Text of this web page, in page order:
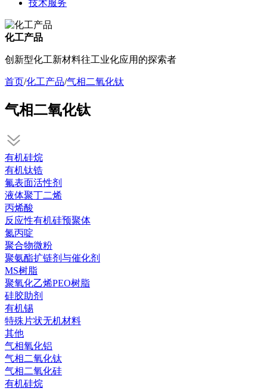
技术服务
化工产品
创新型化工新材料往工业化应用的探索者
首页/化工产品/气相二氧化钛
气相二氧化钛
有机硅烷
有机钛锆
氟表面活性剂
液体聚丁二烯
丙烯酸
反应性有机硅预聚体
氮丙啶
聚合物微粉
聚氨酯扩链剂与催化剂
MS树脂
聚氧化乙烯PEO树脂
硅胶助剂
有机锡
特殊片状无机材料
其他
气相氧化铝
气相二氧化钛
气相二氧化硅
有机硅烷